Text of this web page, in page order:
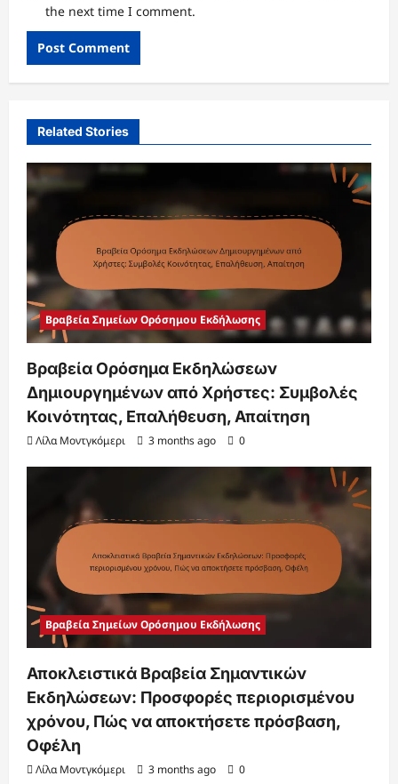
the next time I comment.
Related Stories
Βραβεία Σημείων Ορόσημου Εκδήλωσης
Βραβεία Ορόσημα Εκδηλώσεων
Δημιουργημένων από Χρήστες: Συμβολές
Κοινότητας, Επαλήθευση, Απαίτηση
Λίλα Μοντγκόμερι 3 months ago 0
Βραβεία Σημείων Ορόσημου Εκδήλωσης
Αποκλειστικά Βραβεία Σημαντικών
Εκδηλώσεων: Προσφορές περιορισμένου
χρόνου, Πώς να αποκτήσετε πρόσβαση,
Οφέλη
Λίλα Μοντγκόμερι 3 months ago 0